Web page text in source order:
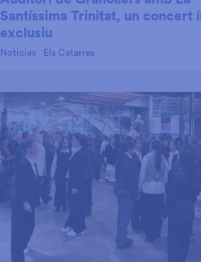
Santíssima Trinitat, un concert
exclusiu
Noticies Els Catarres